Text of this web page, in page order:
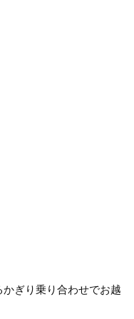
ぎり乗り合わせでお越